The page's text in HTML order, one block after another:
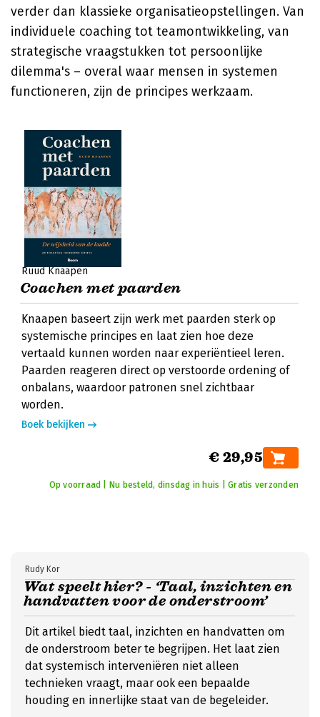
verder dan klassieke organisatieopstellingen. Van
individuele coaching tot teamontwikkeling, van
strategische vraagstukken tot persoonlijke
dilemma's – overal waar mensen in systemen
functioneren, zijn de principes werkzaam.
Ruud Knaapen
Coachen met paarden
Knaapen baseert zijn werk met paarden sterk op
systemische principes en laat zien hoe deze
vertaald kunnen worden naar experiëntieel leren.
Paarden reageren direct op verstoorde ordening of
onbalans, waardoor patronen snel zichtbaar
worden.
Boek bekijken
€ 29,95
Op voorraad | Nu besteld, dinsdag in huis | Gratis verzonden
Wat speelt hier? - ‘Taal, inzichten en
handvatten voor de onderstroom’
Rudy Kor
Dit artikel biedt taal, inzichten en handvatten om
de onderstroom beter te begrijpen. Het laat zien
dat systemisch interveniëren niet alleen
technieken vraagt, maar ook een bepaalde
houding en innerlijke staat van de begeleider.